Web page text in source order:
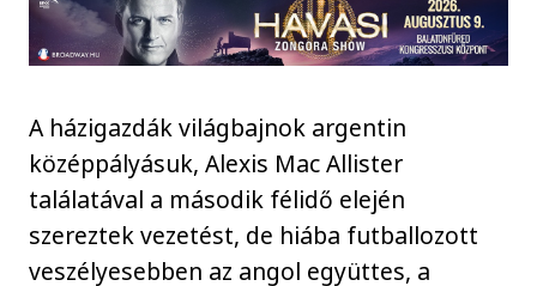
A házigazdák világbajnok argentin
középpályásuk, Alexis Mac Allister
találatával a második félidő elején
szereztek vezetést, de hiába futballozott
veszélyesebben az angol együttes, a